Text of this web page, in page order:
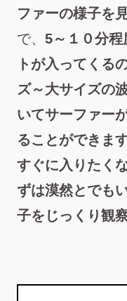
ファーの様子を
で、 5～１０分程
トが入ってくる
ズ～大サイズの
いてサーファー
ることができ ま
すぐに入りたく
ずは漠然とでも
子をじっくり観